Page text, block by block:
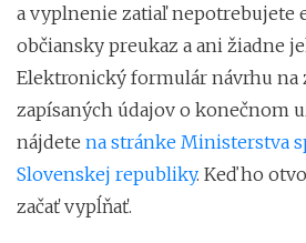
a vyplnenie zatiaľ nepotrebujete
občiansky preukaz a ani žiadne
Elektronický formulár návrhu na
zapísaných údajov o konečnom
nájdete na stránke Ministerstva
Slovenskej republiky. Keď ho
začať vypĺňať.